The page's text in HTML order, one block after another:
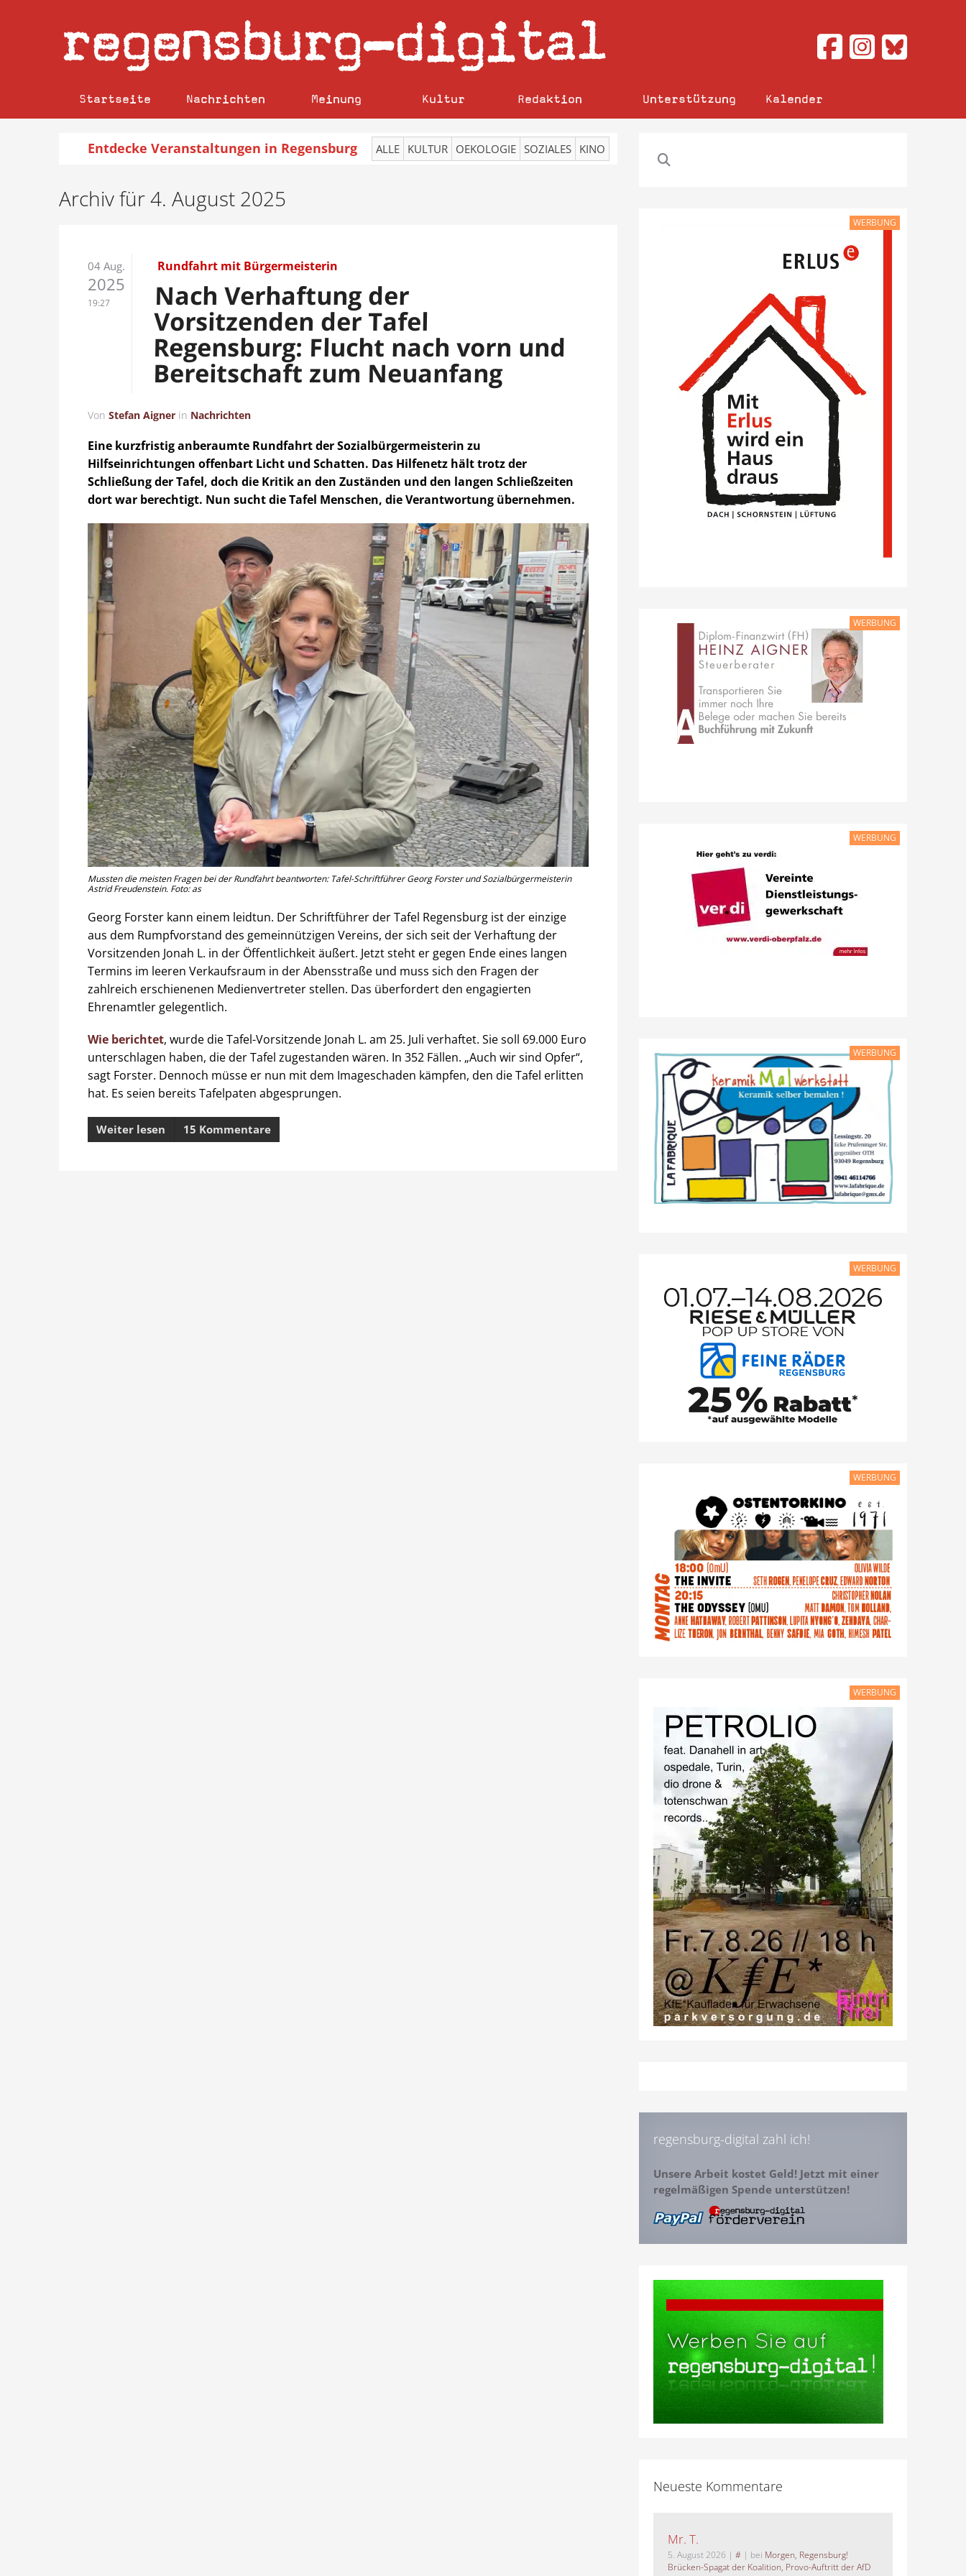
regensburg–digital
Startseite Nachrichten Meinung Kultur Redaktion Unterstützung Kalender
Entdecke Veranstaltungen in Regensburg ALLE KULTUR OEKOLOGIE SOZIALES KINO
Archiv für 4. August 2025
04 Aug.
2025
19:27
Rundfahrt mit Bürgermeisterin
Nach Verhaftung der
Vorsitzenden der Tafel
Regensburg: Flucht nach vorn und
Bereitschaft zum Neuanfang
Von Stefan Aigner in Nachrichten
Eine kurzfristig anberaumte Rundfahrt der Sozialbürgermeisterin zu
Hilfseinrichtungen offenbart Licht und Schatten. Das Hilfenetz hält trotz der
Schließung der Tafel, doch die Kritik an den Zuständen und den langen Schließzeiten
dort war berechtigt. Nun sucht die Tafel Menschen, die Verantwortung übernehmen.
Mussten die meisten Fragen bei der Rundfahrt beantworten: Tafel-Schriftführer Georg Forster und Sozialbürgermeisterin
Astrid Freudenstein. Foto: as
Georg Forster kann einem leidtun. Der Schriftführer der Tafel Regensburg ist der einzige
aus dem Rumpfvorstand des gemeinnützigen Vereins, der sich seit der Verhaftung der
Vorsitzenden Jonah L. in der Öffentlichkeit äußert. Jetzt steht er gegen Ende eines langen
Termins im leeren Verkaufsraum in der Abensstraße und muss sich den Fragen der
zahlreich erschienenen Medienvertreter stellen. Das überfordert den engagierten
Ehrenamtler gelegentlich.
Wie berichtet, wurde die Tafel-Vorsitzende Jonah L. am 25. Juli verhaftet. Sie soll 69.000 Euro
unterschlagen haben, die der Tafel zugestanden wären. In 352 Fällen. „Auch wir sind Opfer“,
sagt Forster. Dennoch müsse er nun mit dem Imageschaden kämpfen, den die Tafel erlitten
hat. Es seien bereits Tafelpaten abgesprungen.
Weiter lesen 15 Kommentare
WERBUNG
WERBUNG
WERBUNG
WERBUNG
WERBUNG
WERBUNG
WERBUNG
regensburg-digital zahl ich!
Unsere Arbeit kostet Geld! Jetzt mit einer
regelmäßigen Spende unterstützen!
Neueste Kommentare
Mr. T.
5. August 2026 | #| bei Morgen, Regensburg!
Brücken-Spagat der Koalition, Provo-Auftritt der AfD